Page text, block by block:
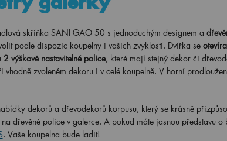
skříňka SANI GAO 50 s jednoduchým designem a
podle dispozic koupelny i vašich zvyklostí. Dvířka se
2 výškově nastavitelné police, které mají stejný dekor či
vhodně zvoleném dekoru i v celé koupelně. V horní
dekorů a dřevodekorů korpusu, který se krásně
dřevěné police v galerce. A pokud máte jasnou představu
. Vaše koupelna bude ladit!